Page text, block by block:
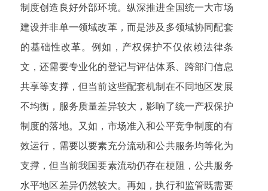
制度创造良好外部环境。纵深推进全国统一大市场
建设并非单一领域改革，而是涉及多领域协同配套
的基础性改革。例如，产权保护不仅依赖法律条
文，还需要专业化的登记与评估体系、跨部门信息
共享等支撑，但当前这些配套机制在不同地区发展
不均衡，服务质量差异较大，影响了统一产权保护
制度的落地。又如，市场准入和公平竞争制度的有
效运行，需要以要素充分流动和公共服务均等化为
支撑，但当前我国要素流动仍存在梗阻，公共服务
水平地区差异仍然较大。再如，执行和监管既需要